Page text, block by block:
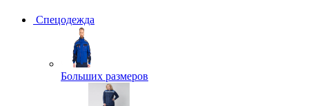
Спецодежда
Больших размеров